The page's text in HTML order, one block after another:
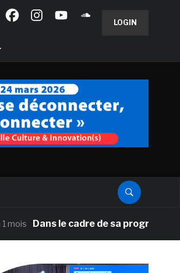
LOGIN
Dans le cadre de sa programmation